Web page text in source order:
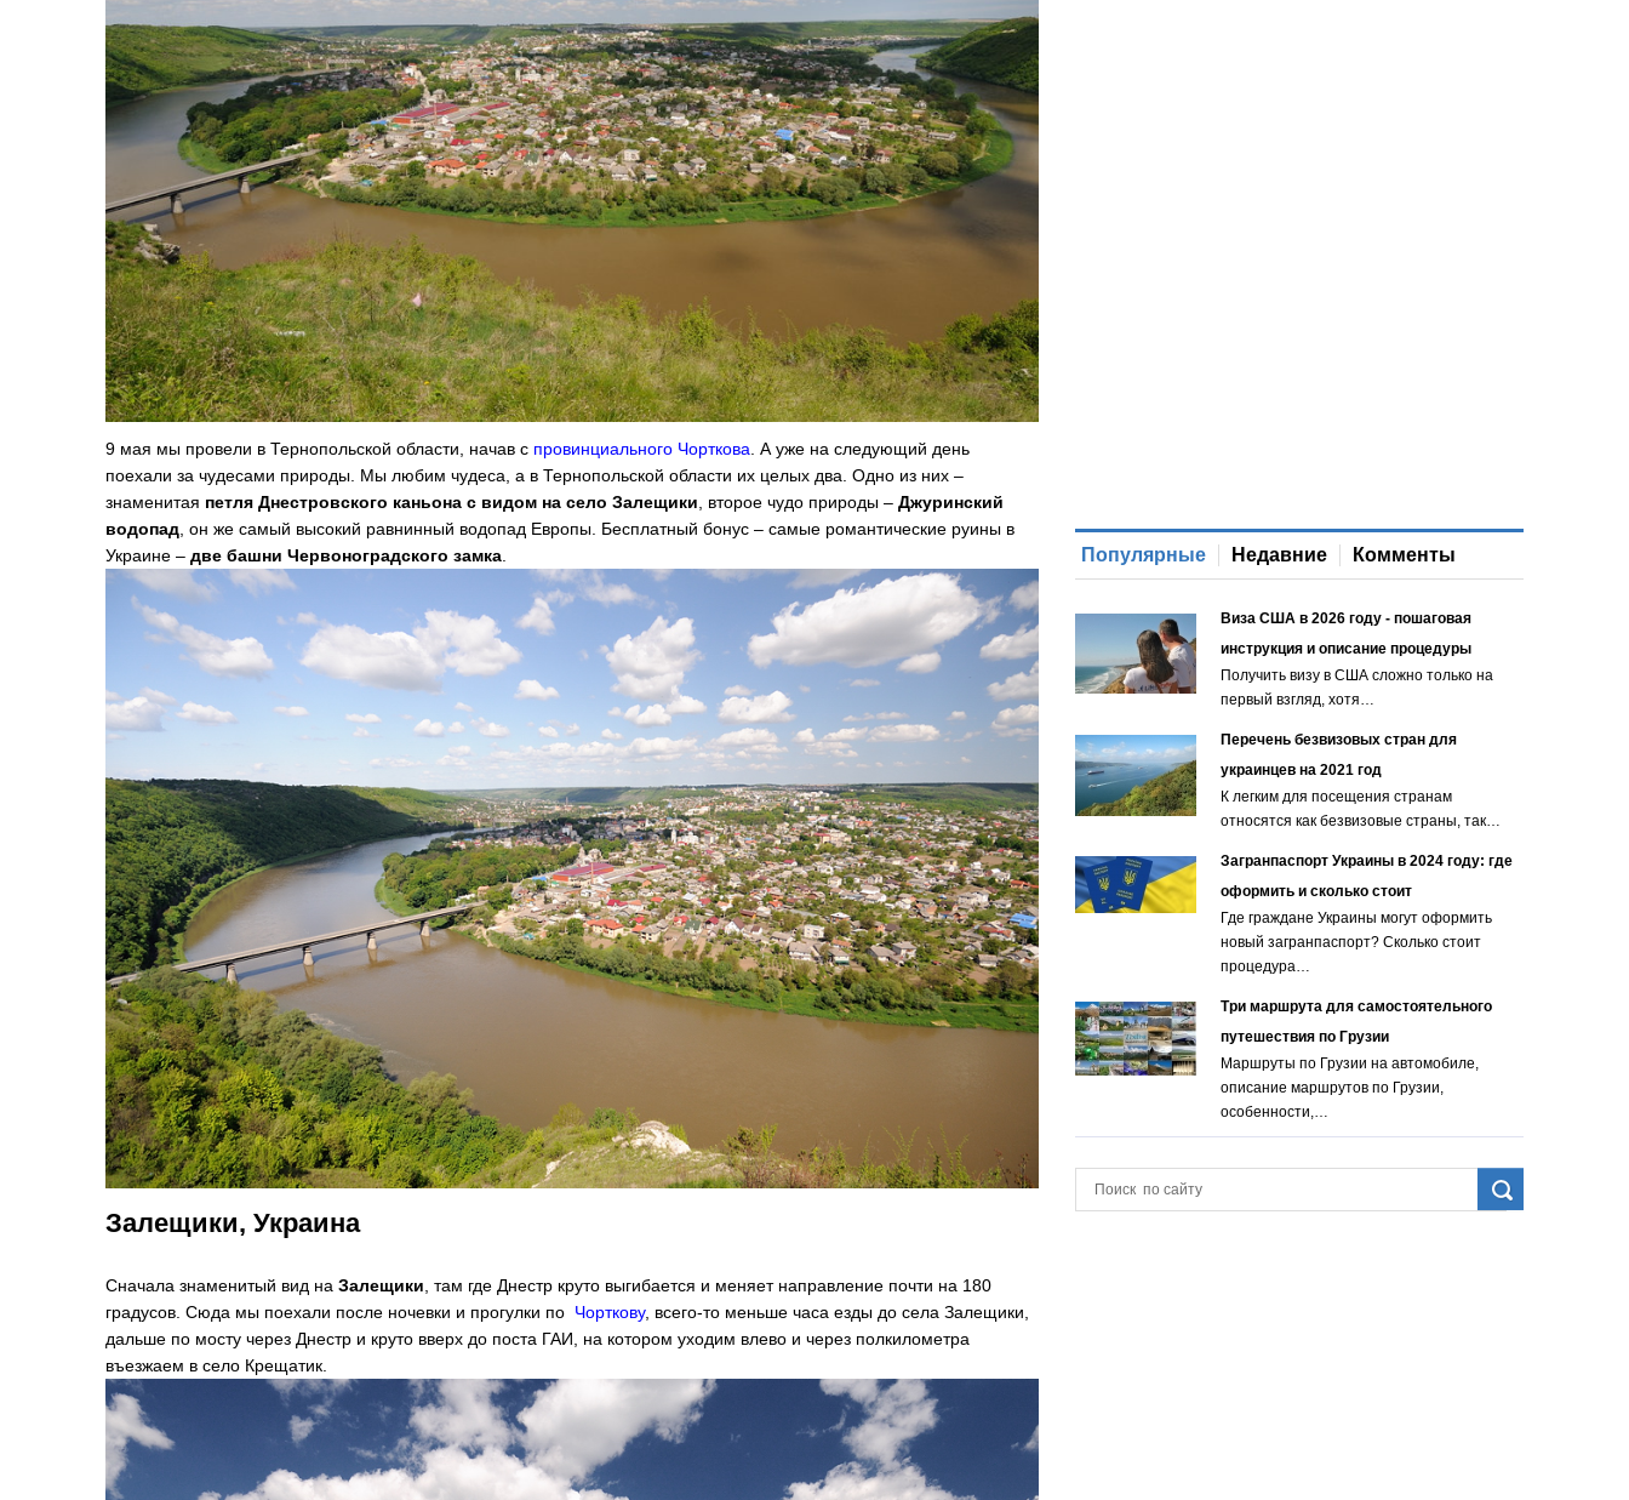
9 мая мы провели в Тернопольской области, начав с провинциального Чорткова. А уже на следующий день
поехали за чудесами природы. Мы любим чудеса, а в Тернопольской области их целых два. Одно из них –
знаменитая петля Днестровского каньона с видом на село Залещики, второе чудо природы – Джуринский
водопад, он же самый высокий равнинный водопад Европы. Бесплатный бонус – самые романтические руины в
Украине – две башни Червоноградского замка.
Залещики, Украина
Сначала знаменитый вид на Залещики , там где Днестр круто выгибается и меняет направление почти на 180
градусов. Сюда мы поехали после ночевки и прогулки по Чорткову, всего-то меньше часа езды до села Залещики,
дальше по мосту через Днестр и круто вверх до поста ГАИ, на котором уходим влево и через полкилометра
въезжаем в село Крещатик.
Популярные Недавние Комменты
Виза США в 2026 году - пошаговая
инструкция и описание процедуры
Получить визу в США сложно только на
первый взгляд, хотя…
Перечень безвизовых стран для
украинцев на 2021 год
К легким для посещения странам
относятся как безвизовые страны, так…
Загранпаспорт Украины в 2024 году: где
оформить и сколько стоит
Где граждане Украины могут оформить
новый загранпаспорт? Сколько стоит
процедура…
Три маршрута для самостоятельного
путешествия по Грузии
Маршруты по Грузии на автомобиле,
описание маршрутов по Грузии,
особенности,…